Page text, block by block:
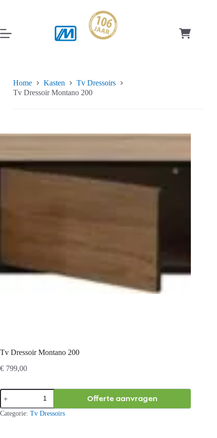
inhoud
Home Kasten
Tv Dressoirs
Tv Dressoir Montano 200
Tv Dressoir Montano 200
€ 799,00
Tv
Dressoir
Montano
200
Offerte aanvragen
Categorie: Tv Dressoirs